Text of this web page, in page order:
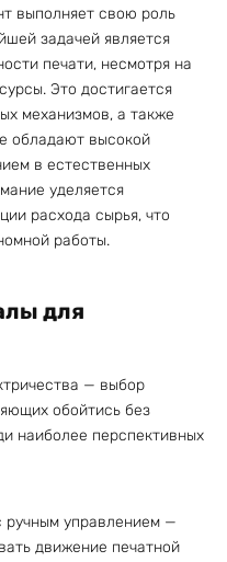
выполняет свою роль
задачей является
печати, несмотря на
Это достигается
механизмов, а также
обладают высокой
в естественных
уделяется
расхода сырья, что
работы.
для
— выбор
обойтись без
наиболее перспективных
ручным управлением —
движение печатной